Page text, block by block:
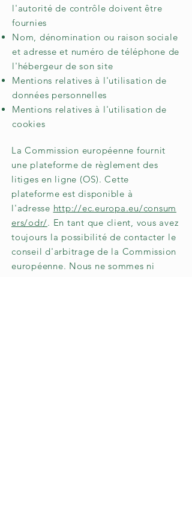
l'autorité de contrôle doivent être
fournies
Nom, dénomination ou raison sociale
et adresse et numéro de téléphone de
l'hébergeur de son site
Mentions relatives à l'utilisation de
données personnelles
Mentions relatives à l'utilisation de
cookies
La Commission européenne fournit
une plateforme de règlement des
litiges en ligne (OS). Cette
plateforme est disponible à
l'adresse http://ec.europa.eu/consum
ers/odr/. En tant que client, vous avez
toujours la possibilité de contacter le
conseil d'arbitrage de la Commission
européenne. Nous ne sommes ni